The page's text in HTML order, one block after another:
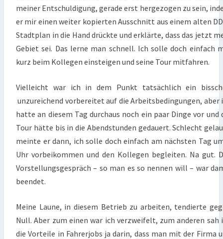
meiner Entschuldigung, gerade erst hergezogen zu sein,
er mir einen weiter kopierten Ausschnitt aus einem alten
Stadtplan in die Hand drückte und erklärte, dass das jetzt
Gebiet sei. Das lerne man schnell. Ich solle doch einfach
kurz beim Kollegen einsteigen und seine Tour mitfahren.
Vielleicht war ich in dem Punkt tatsächlich ein
unzureichend vorbereitet auf die Arbeitsbedingungen, aber
hatte an diesem Tag durchaus noch ein paar Dinge vor und
Tour hätte bis in die Abendstunden gedauert. Schlecht
meinte er dann, ich solle doch einfach am nächsten Tag
Uhr vorbeikommen und den Kollegen begleiten. Na gut.
Vorstellungsgespräch – so man es so nennen will – war
beendet.
Meine Laune, in diesem Betrieb zu arbeiten, tendierte
Null. Aber zum einen war ich verzweifelt, zum anderen sah
die Vorteile in Fahrerjobs ja darin, dass man mit der Firma